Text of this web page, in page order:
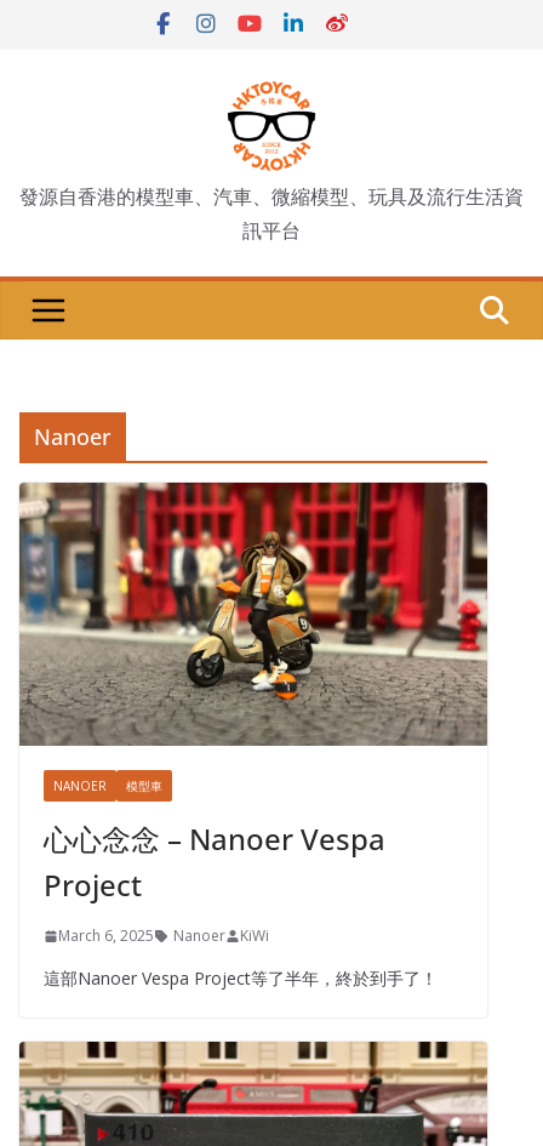
發源自香港的模型車、汽車、微縮模型、玩具及流行生活資
訊平台
Nanoer
NANOER 模型車
心心念念 – Nanoer Vespa
Project
March 6, 2025 Nanoer KiWi
這部Nanoer Vespa Project等了半年，終於到手了！